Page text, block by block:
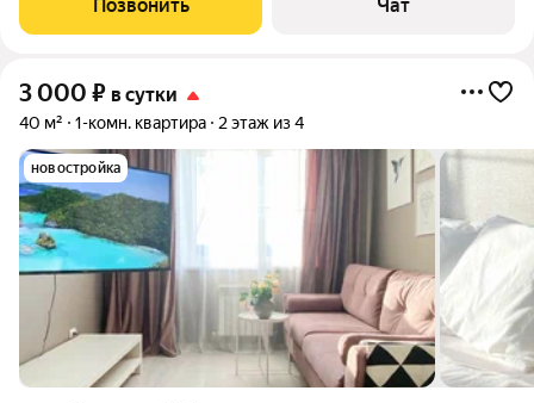
Позвонить Чат
3 000 ₽ в сутки
40 м² 1-комн. квартира 2 этаж из 4
новостройка